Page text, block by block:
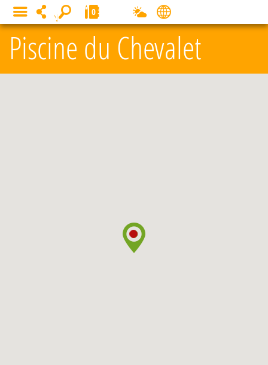
Piscine du Chevalet
MENU 0
Panneau de gestion des cookies